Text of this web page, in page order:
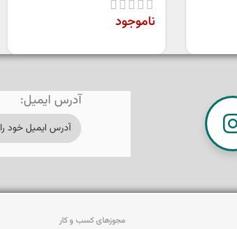
ناموجود
آدرس ایمیل:
مجوزهای کسب و کار